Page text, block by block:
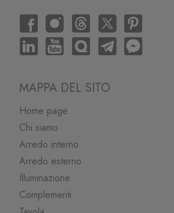
MAPPA DEL SITO
Home page
Chi siamo
Arredo interno
Arredo esterno
Illuminazione
Complementi